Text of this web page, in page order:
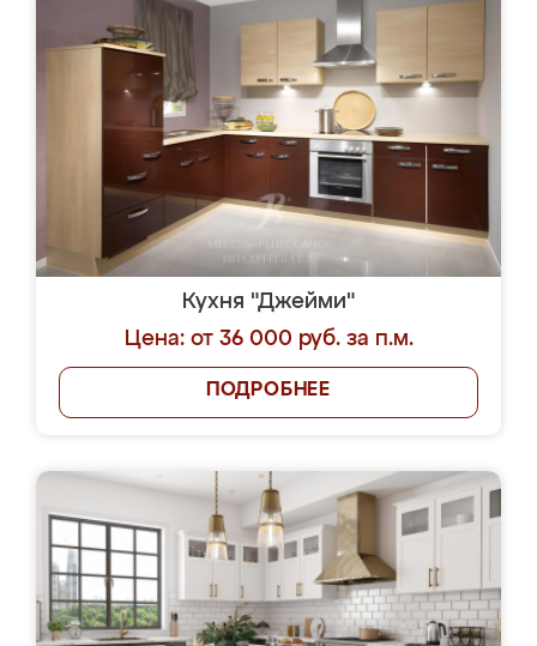
Кухня "Джейми"
Цена: от 36 000 руб. за п.м.
ПОДРОБНЕЕ